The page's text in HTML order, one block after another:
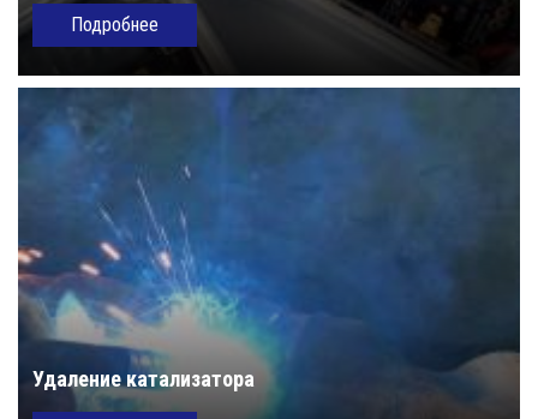
Подробнее
Удаление катализатора